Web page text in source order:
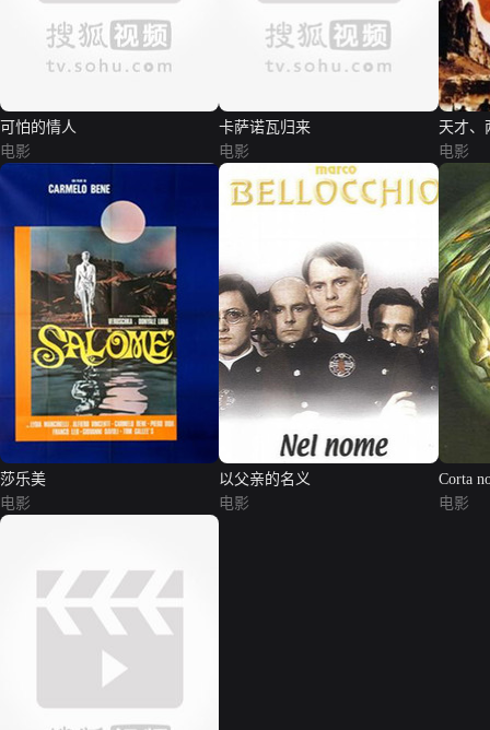
可怕的情人
电影
卡萨诺瓦归来
电影
天才、
电影
莎乐美
电影
以父亲的名义
电影
Corta
La
电影